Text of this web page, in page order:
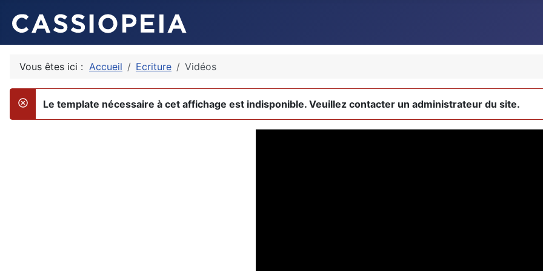
Vous êtes ici : Accueil Ecriture Vidéos
danger
Le template nécessaire à cet affichage est indisponible. Veuillez contacter un administrateur du site.